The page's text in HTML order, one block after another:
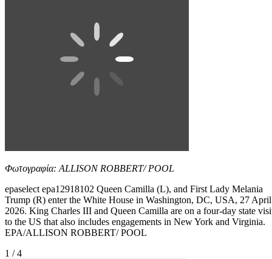
Φωτογραφία: ALLISON ROBBERT/ POOL
epaselect epa12918102 Queen Camilla (L), and First Lady Melania
Trump (R) enter the White House in Washington, DC, USA, 27 April
2026. King Charles III and Queen Camilla are on a four-day state
to the US that also includes engagements in New York and Virginia.
EPA/ALLISON ROBBERT/ POOL
1 / 4